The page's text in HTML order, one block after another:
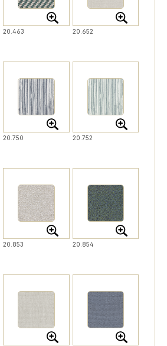
20.463 20.652
20.750 20.752
20.853 20.854